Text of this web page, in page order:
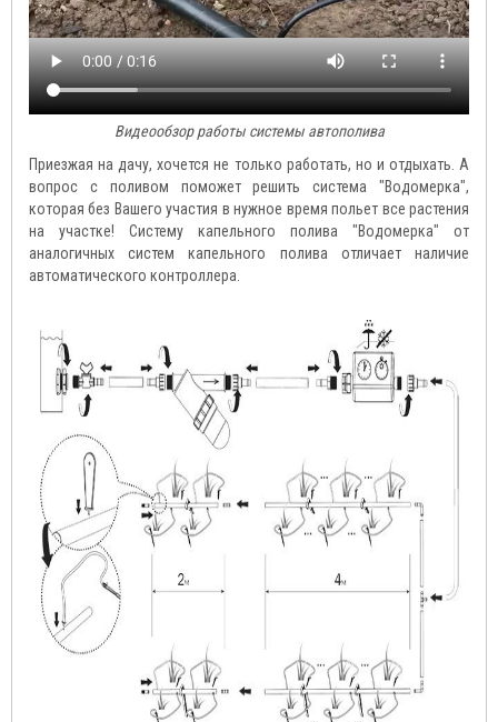
Видеообзор работы системы автополива
Приезжая на дачу, хочется не только работать, но и отдыхать. А
вопрос с поливом поможет решить система "Водомерка",
которая без Вашего участия в нужное время польет все растения
на участке! Систему капельного полива "Водомерка" от
аналогичных систем капельного полива отличает наличие
автоматического контроллера.